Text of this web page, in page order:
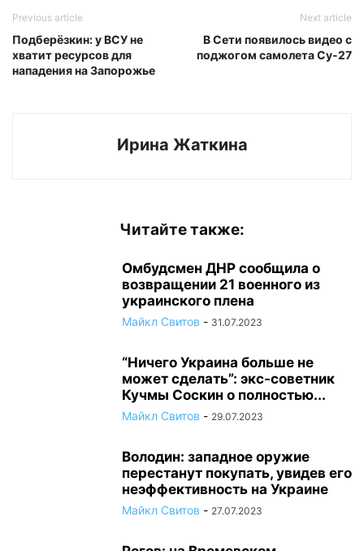
Previous article
Подберёзкин: у ВСУ не
хватит ресурсов для
нападения на Запорожье
Next article
В Сети появилось видео с
поджогом самолета Су-27
Ирина Жаткина
Читайте также:
Омбудсмен ДНР сообщила о
возвращении 21 военного из
украинского плена
Майкл Свитов - 31.07.2023
“Ничего Украина больше не
может сделать”: экс-советник
Кучмы Соскин о полностью...
Майкл Свитов - 29.07.2023
Володин: западное оружие
перестанут покупать, увидев его
неэффективность на Украине
Майкл Свитов - 27.07.2023